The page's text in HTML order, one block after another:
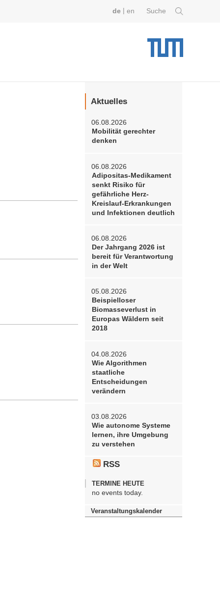
Suche
de en
Aktuelles
06.08.2026
Mobilität gerechter
denken
06.08.2026
Adipositas-Medikament
senkt Risiko für
gefährliche Herz-
Kreislauf-Erkrankungen
und Infektionen deutlich
06.08.2026
Der Jahrgang 2026 ist
bereit für Verantwortung
in der Welt
05.08.2026
Beispielloser
Biomasseverlust in
Europas Wäldern seit
2018
04.08.2026
Wie Algorithmen
staatliche
Entscheidungen
verändern
03.08.2026
Wie autonome Systeme
lernen, ihre Umgebung
zu verstehen
RSS
TERMINE HEUTE
no events today.
Veranstaltungskalender